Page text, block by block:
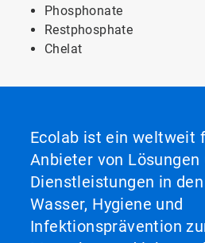
Phosphonate
Restphosphate
Chelat
Ecolab ist ein weltweit
Anbieter von Lösungen
Dienstleistungen in
Wasser, Hygiene und
Infektionsprävention